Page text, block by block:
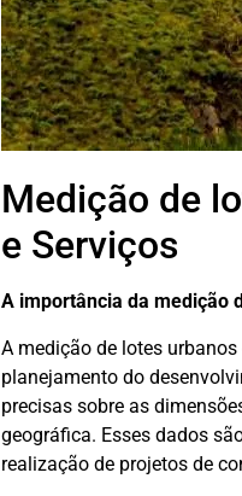
Medição de
e Serviços
A importância da medição
A medição de lotes
planejamento do
precisas sobre as
geográfica. Esses dados
realização de projetos de